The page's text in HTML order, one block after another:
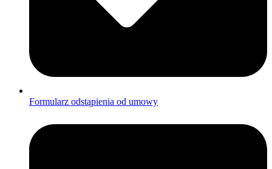
Formularz odstąpienia od umowy